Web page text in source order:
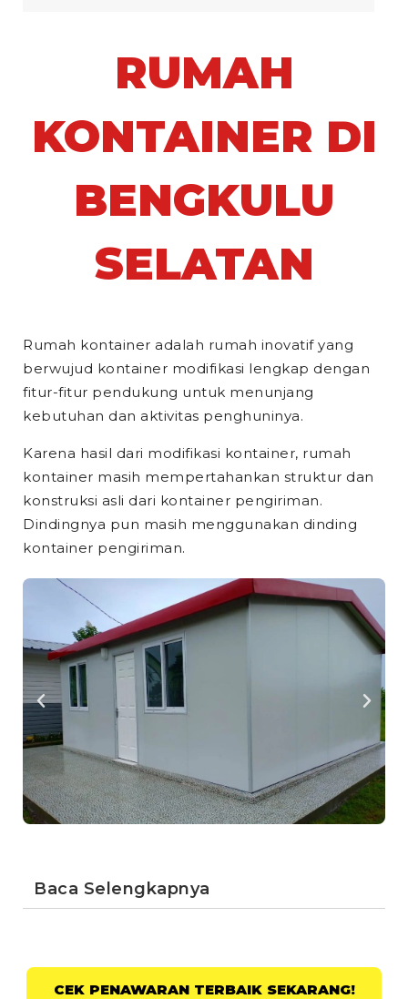
RUMAH
KONTAINER DI
BENGKULU
SELATAN
Rumah kontainer adalah rumah inovatif yang
berwujud kontainer modifikasi lengkap dengan
fitur-fitur pendukung untuk menunjang
kebutuhan dan aktivitas penghuninya.
Karena hasil dari modifikasi kontainer, rumah
kontainer masih mempertahankan struktur dan
konstruksi asli dari kontainer pengiriman.
Dindingnya pun masih menggunakan dinding
kontainer pengiriman.
Baca Selengkapnya
CEK PENAWARAN TERBAIK SEKARANG!